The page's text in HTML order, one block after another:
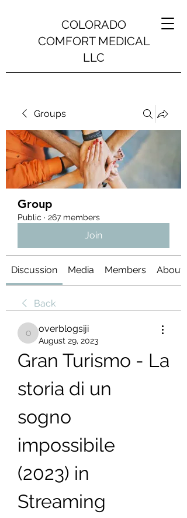
COLORADO
COMFORT MEDICAL
LLC
Groups
Group
Public · 267 members
Join
Discussion Media Members About
Back
overblogsiji
overblogsiji
August 29, 2023
Gran Turismo - La
storia di un
sogno
impossibile
(2023) in
Streaming